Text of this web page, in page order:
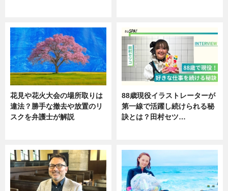
花見や花火大会の場所取りは
違法？勝手な撤去や放置のリ
スクを弁護士が解説
88歳現役イラストレーターが
第一線で活躍し続けられる秘
訣とは？田村セツ…